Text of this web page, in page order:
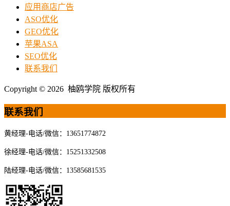
应用商店广告
ASO优化
GEO优化
苹果ASA
SEO优化
联系我们
Copyright © 2026 柚鸥学院 版权所有
联系我们
黄经理-电话/微信：13651774872
徐经理-电话/微信：15251332508
陆经理-电话/微信：13585681535